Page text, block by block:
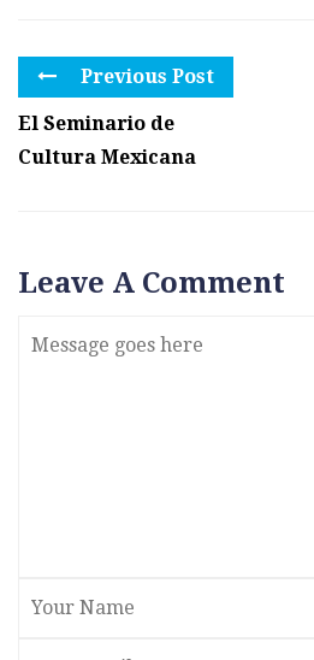
Previous Post
El Seminario de
Cultura Mexicana
Leave A Comment